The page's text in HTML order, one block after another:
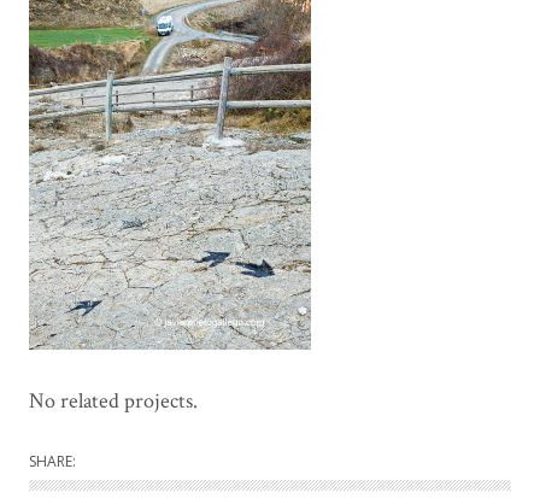
No related projects.
SHARE: